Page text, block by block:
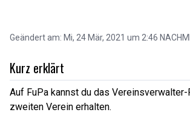
Geändert am: Mi, 24 Mär, 2021 um 2:46
Kurz erklärt
Auf FuPa kannst du das
zweiten Verein erhalten.